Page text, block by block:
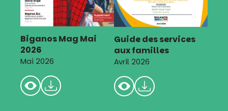
Biganos Mag Mai
2026
Mai 2026
Guide des services
aux familles
Avril 2026